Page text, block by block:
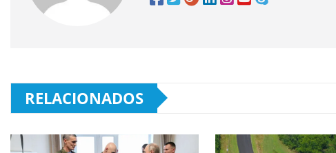
RELACIONADOS